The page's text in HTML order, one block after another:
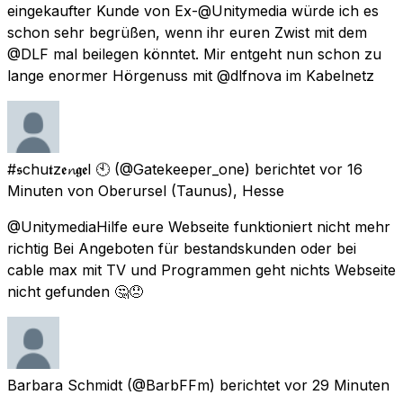
eingekaufter Kunde von Ex-@Unitymedia würde ich es
schon sehr begrüßen, wenn ihr euren Zwist mit dem
@DLF mal beilegen könntet. Mir entgeht nun schon zu
lange enormer Hörgenuss mit @dlfnova im Kabelnetz
#𝖘chu𝖙z𝖊𝓷𝖌𝖊l 🕙 (@Gatekeeper_one) berichtet vor 16
Minuten von Oberursel (Taunus), Hesse
@UnitymediaHilfe eure Webseite funktioniert nicht mehr
richtig Bei Angeboten für bestandskunden oder bei
cable max mit TV und Programmen geht nichts Webseite
nicht gefunden 🤔😞
Barbara Schmidt (@BarbFFm) berichtet vor 29 Minuten